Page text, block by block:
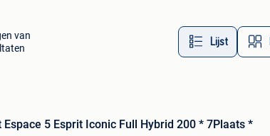
van
Lijst
Espace 5 Esprit Iconic Full Hybrid 200 * 7Plaats *